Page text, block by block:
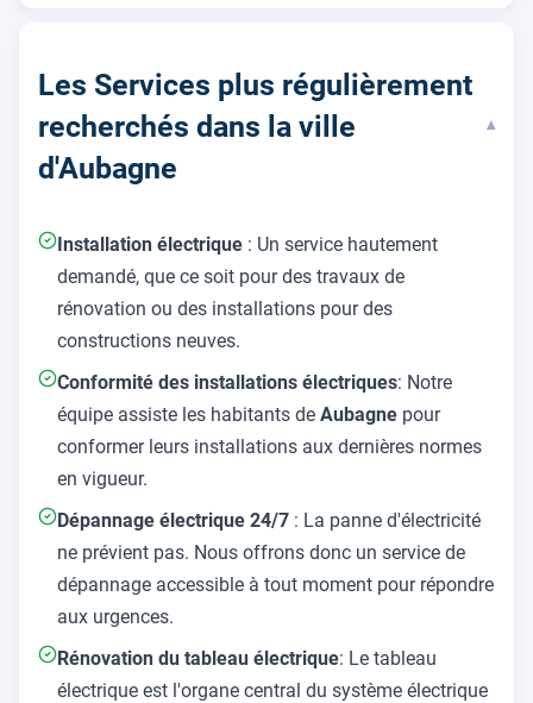
Les Services plus régulièrement
recherchés dans la ville
d'Aubagne
▾
Installation électrique : Un service hautement
demandé, que ce soit pour des travaux de
rénovation ou des installations pour des
constructions neuves.
Conformité des installations électriques: Notre
équipe assiste les habitants de Aubagne pour
conformer leurs installations aux dernières normes
en vigueur.
Dépannage électrique 24/7 : La panne d'électricité
ne prévient pas. Nous offrons donc un service de
dépannage accessible à tout moment pour répondre
aux urgences.
Rénovation du tableau électrique: Le tableau
électrique est l'organe central du système électrique